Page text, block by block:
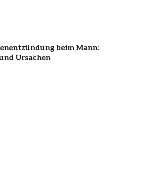
beim Mann:
Ursachen